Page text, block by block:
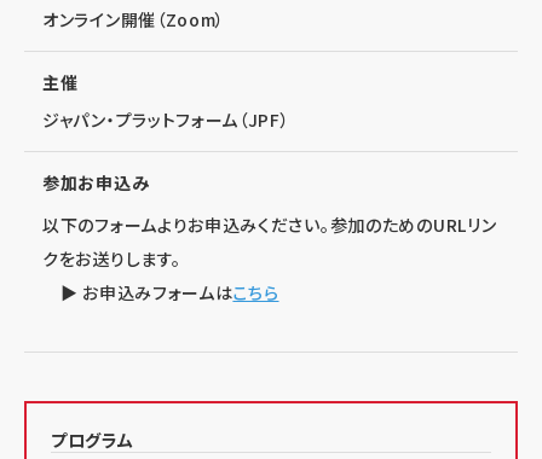
オンライン開催（Zoom）
主催
ジャパン・プラットフォーム（JPF）
参加お申込み
以下のフォームよりお申込みください。参加のためのURLリン
クをお送りします。
▶ お申込みフォームはこちら
プログラム